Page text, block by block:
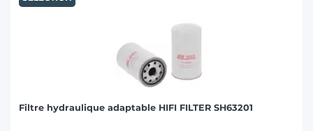
Filtre hydraulique adaptable HIFI FILTER SH63201